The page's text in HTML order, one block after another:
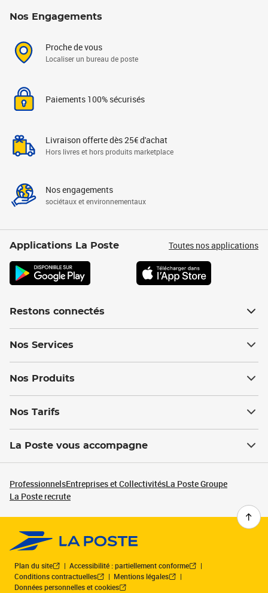
Nos Engagements
Proche de vous
Localiser un bureau de poste
Paiements 100% sécurisés
Livraison offerte dès 25€ d'achat
Hors livres et hors produits marketplace
Nos engagements
sociétaux et environnementaux
Applications La Poste Toutes nos applications
Restons connectés
Nos Services
Nos Produits
Nos Tarifs
La Poste vous accompagne
ProfessionnelsEntreprises et CollectivitésLa Poste Groupe
La Poste recrute
Plan du site
Accessibilité : partiellement conforme
Conditions contractuelles
Mentions légales
Données personnelles et cookies